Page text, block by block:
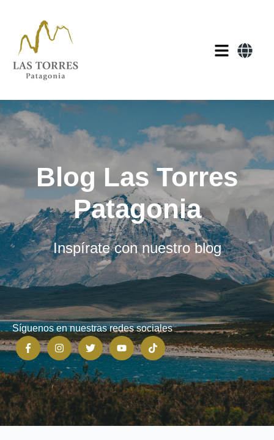
Blog Las Torres
Patagonia
Inspírate con nuestro blog
Síguenos en nuestras redes sociales